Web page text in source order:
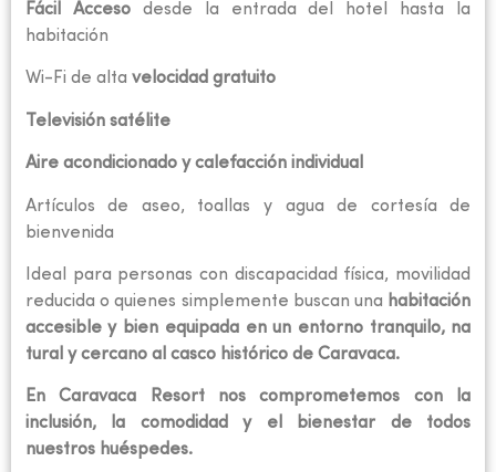
Fácil Accesodesde la entrada del hotel hasta la
habitación
Wi-Fi de alta velocidad gratuito
Televisión satélite
Aire acondicionado y calefacción individual
Artículos de aseo, toallas y agua de cortesía de
bienvenida
Ideal para personas con discapacidad física, movilidad
reducida o quienes simplemente buscan una habitación
accesible y bien equipada en un entorno tranquilo, na
tural y cercano al casco histórico de Caravaca.
En Caravaca Resort nos comprometemos con la
inclusión, la comodidad y el bienestar de todos
nuestros huéspedes.